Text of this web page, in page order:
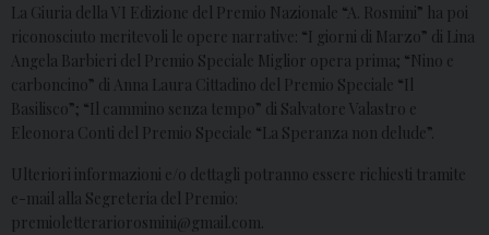
La Giuria della VI Edizione del Premio Nazionale “A. Rosmini” ha poi
riconosciuto meritevoli le opere narrative: “I giorni di Marzo” di Lina
Angela Barbieri del Premio Speciale Miglior opera prima; “Nino e
carboncino” di Anna Laura Cittadino del Premio Speciale “Il
Basilisco”; “Il cammino senza tempo” di Salvatore Valastro e
Eleonora Conti del Premio Speciale “La Speranza non delude”.
Ulteriori informazioni e/o dettagli potranno essere richiesti tramite
e-mail alla Segreteria del Premio:
premioletterariorosmini@gmail.com.